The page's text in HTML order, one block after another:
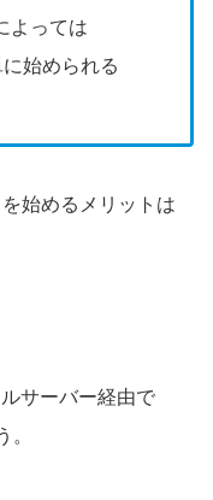
よっては
始められる
始めるメリットは
サーバー経由で
。